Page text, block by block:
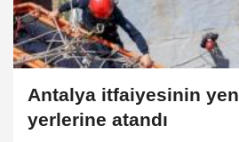
Antalya itfaiyesinin
yerlerine atandı